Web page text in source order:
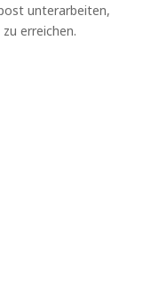
unterarbeiten,
erreichen.